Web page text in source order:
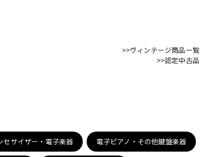
>>ヴィンテージ商品一覧
>>認定中古品
セサイザー・電子楽器 電子ピアノ・その他鍵盤楽器